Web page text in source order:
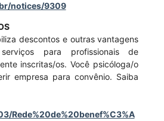
notices/9309
descontos e outras vantagens
para profissionais de
inscritas/os. Você psicóloga/o
empresa para convênio. Saiba
Rede%20de%20benef%C3%A